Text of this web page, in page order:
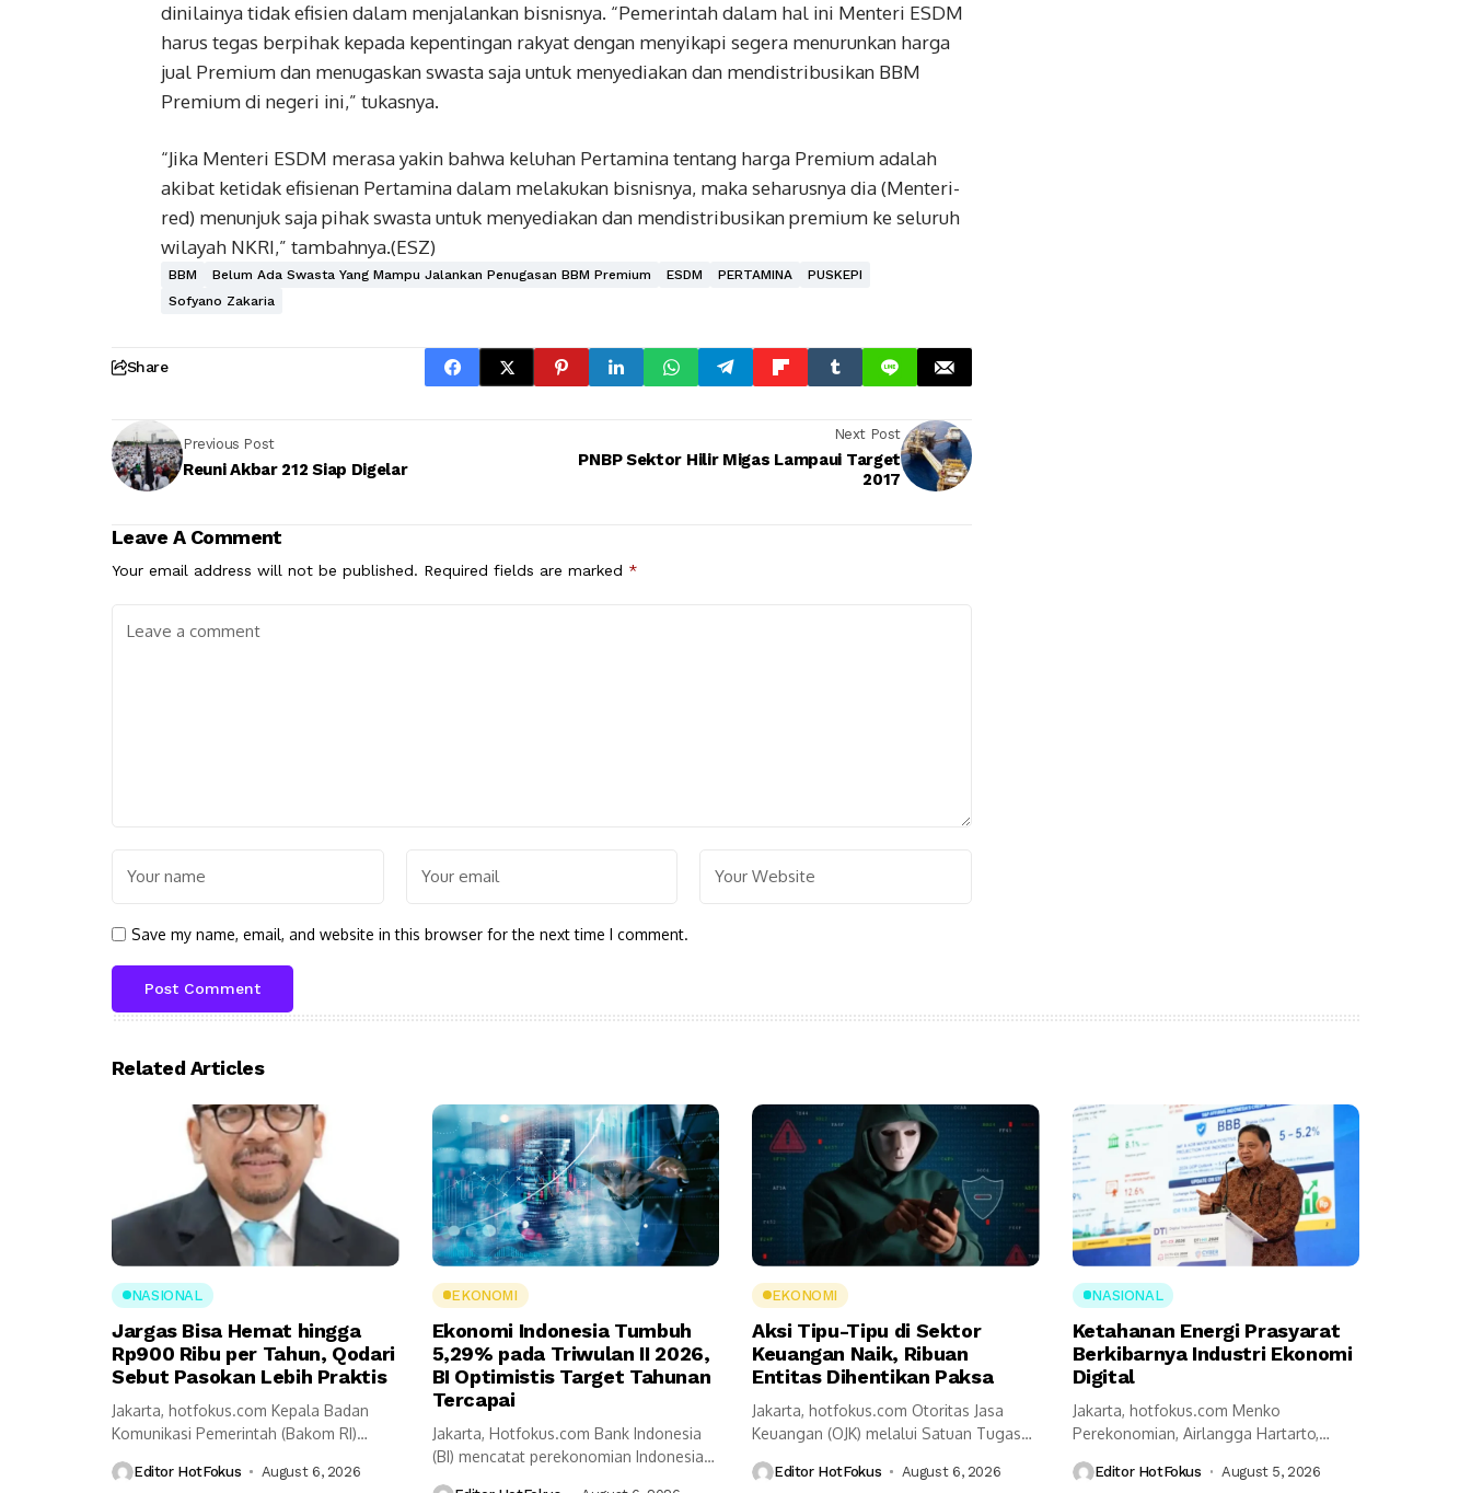
dinilainya tidak efisien dalam menjalankan bisnisnya. “Pemerintah dalam hal ini Menteri ESDM
harus tegas berpihak kepada kepentingan rakyat dengan menyikapi segera menurunkan harga
jual Premium dan menugaskan swasta saja untuk menyediakan dan mendistribusikan BBM
Premium di negeri ini,” tukasnya.
“Jika Menteri ESDM merasa yakin bahwa keluhan Pertamina tentang harga Premium adalah
akibat ketidak efisienan Pertamina dalam melakukan bisnisnya, maka seharusnya dia (Menteri-
red) menunjuk saja pihak swasta untuk menyediakan dan mendistribusikan premium ke seluruh
wilayah NKRI,” tambahnya.(ESZ)
BBM Belum Ada Swasta Yang Mampu Jalankan Penugasan BBM Premium ESDM PERTAMINA
PUSKEPI
Sofyano Zakaria
Share
Previous Post
Reuni Akbar 212 Siap Digelar
Next Post
PNBP Sektor Hilir Migas Lampaui Target
2017
Leave A Comment
Your email address will not be published. Required fields are marked *
Save my name, email, and website in this browser for the next time I comment.
Related Articles
NASIONAL
Jargas Bisa Hemat hingga
Rp900 Ribu per Tahun, Qodari
Sebut Pasokan Lebih Praktis
Jakarta, hotfokus.com Kepala Badan
Komunikasi Pemerintah (Bakom RI)
sejumlah...
Editor HotFokus August 6, 2026
EKONOMI
Ekonomi Indonesia Tumbuh
5,29% pada Triwulan II 2026,
BI Optimistis Target Tahunan
Tercapai
Jakarta, Hotfokus.com Bank Indonesia
(BI) mencatat perekonomian Indonesia
EKONOMI
Aksi Tipu-Tipu di Sektor
Keuangan Naik, Ribuan
Entitas Dihentikan Paksa
Jakarta, hotfokus.com Otoritas Jasa
Keuangan (OJK) melalui Satuan Tugas
Editor HotFokus August 6, 2026
NASIONAL
Ketahanan Energi Prasyarat
Berkibarnya Industri Ekonomi
Digital
Jakarta, hotfokus.com Menko
Perekonomian, Airlangga Hartarto,
prasyarat utama...
Editor HotFokus August 5, 2026